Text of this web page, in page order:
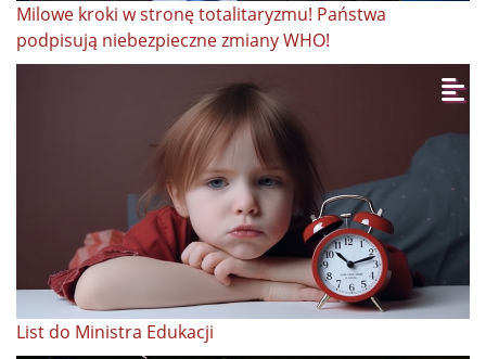
Milowe kroki w stronę totalitaryzmu! Państwa
podpisują niebezpieczne zmiany WHO!
List do Ministra Edukacji